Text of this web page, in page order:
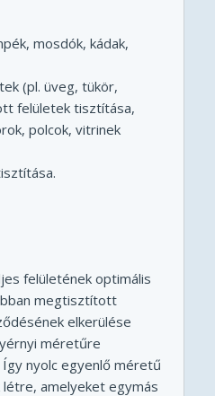
mosdók, kádak,
(pl. üveg, tükör,
felületek tisztítása,
polcok, vitrinek
felületének optimális
megtisztított
elkerülése
méretűre
nyolc egyenlő méretű
amelyeket egymás